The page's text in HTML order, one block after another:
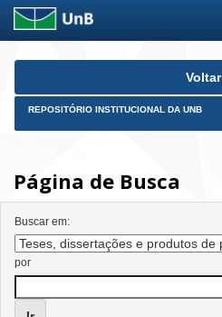
Skip
Voltar
REPOSITÓRIO INSTITUCIONAL DA UNB
Página de Busca
Buscar em:
por